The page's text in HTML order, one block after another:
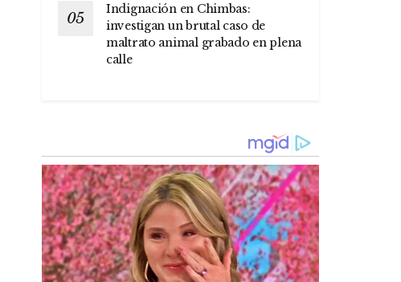
Indignación en Chimbas:
investigan un brutal caso de
maltrato animal grabado en plena
calle